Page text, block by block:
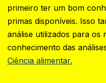
primeiro ter um bom
primas disponíveis. Isso
análise utilizados para os
conhecimento das
Ciência alimentar.